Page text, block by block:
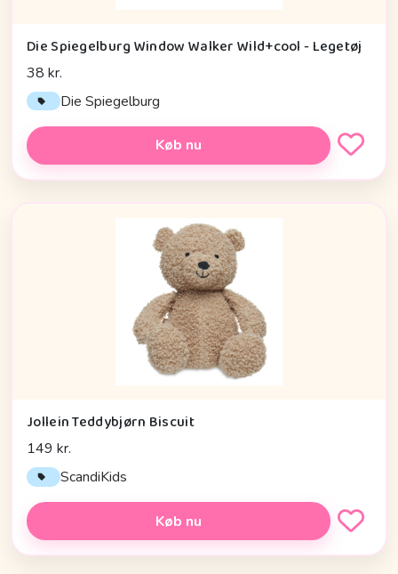
Die Spiegelburg Window Walker Wild+cool - Legetøj
38 kr.
Die Spiegelburg
Køb nu
Jollein Teddybjørn Biscuit
149 kr.
ScandiKids
Køb nu